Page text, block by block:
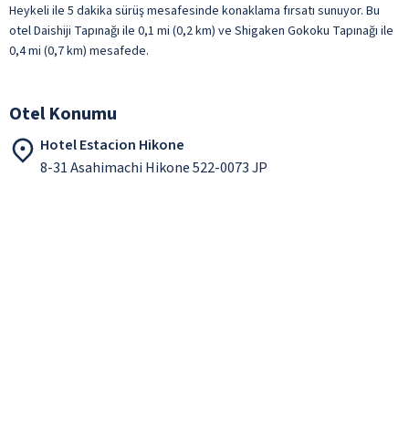
Heykeli ile 5 dakika sürüş mesafesinde konaklama fırsatı sunuyor. Bu
otel Daishiji Tapınağı ile 0,1 mi (0,2 km) ve Shigaken Gokoku Tapınağı ile
0,4 mi (0,7 km) mesafede.
Otel Konumu
Hotel Estacion Hikone
8-31 Asahimachi Hikone 522-0073 JP